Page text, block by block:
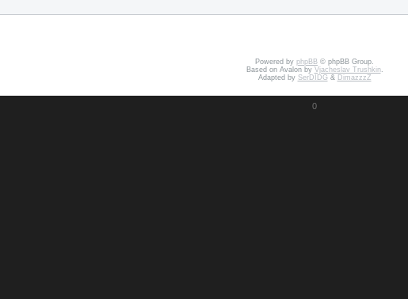
Powered by phpBB © phpBB Group.
Based on Avalon by Vjacheslav Trushkin.
Adapted by SerDIDG& DimazzzZ
0